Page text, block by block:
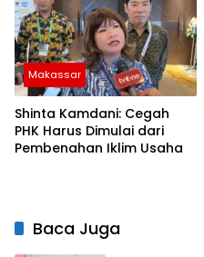
Makassar
Shinta Kamdani: Cegah
PHK Harus Dimulai dari
Pembenahan Iklim Usaha
Baca Juga